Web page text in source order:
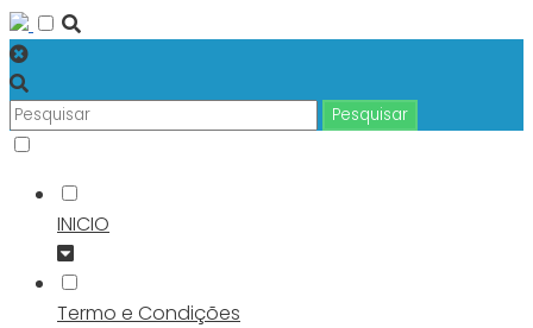
INICIO
Termo e Condições